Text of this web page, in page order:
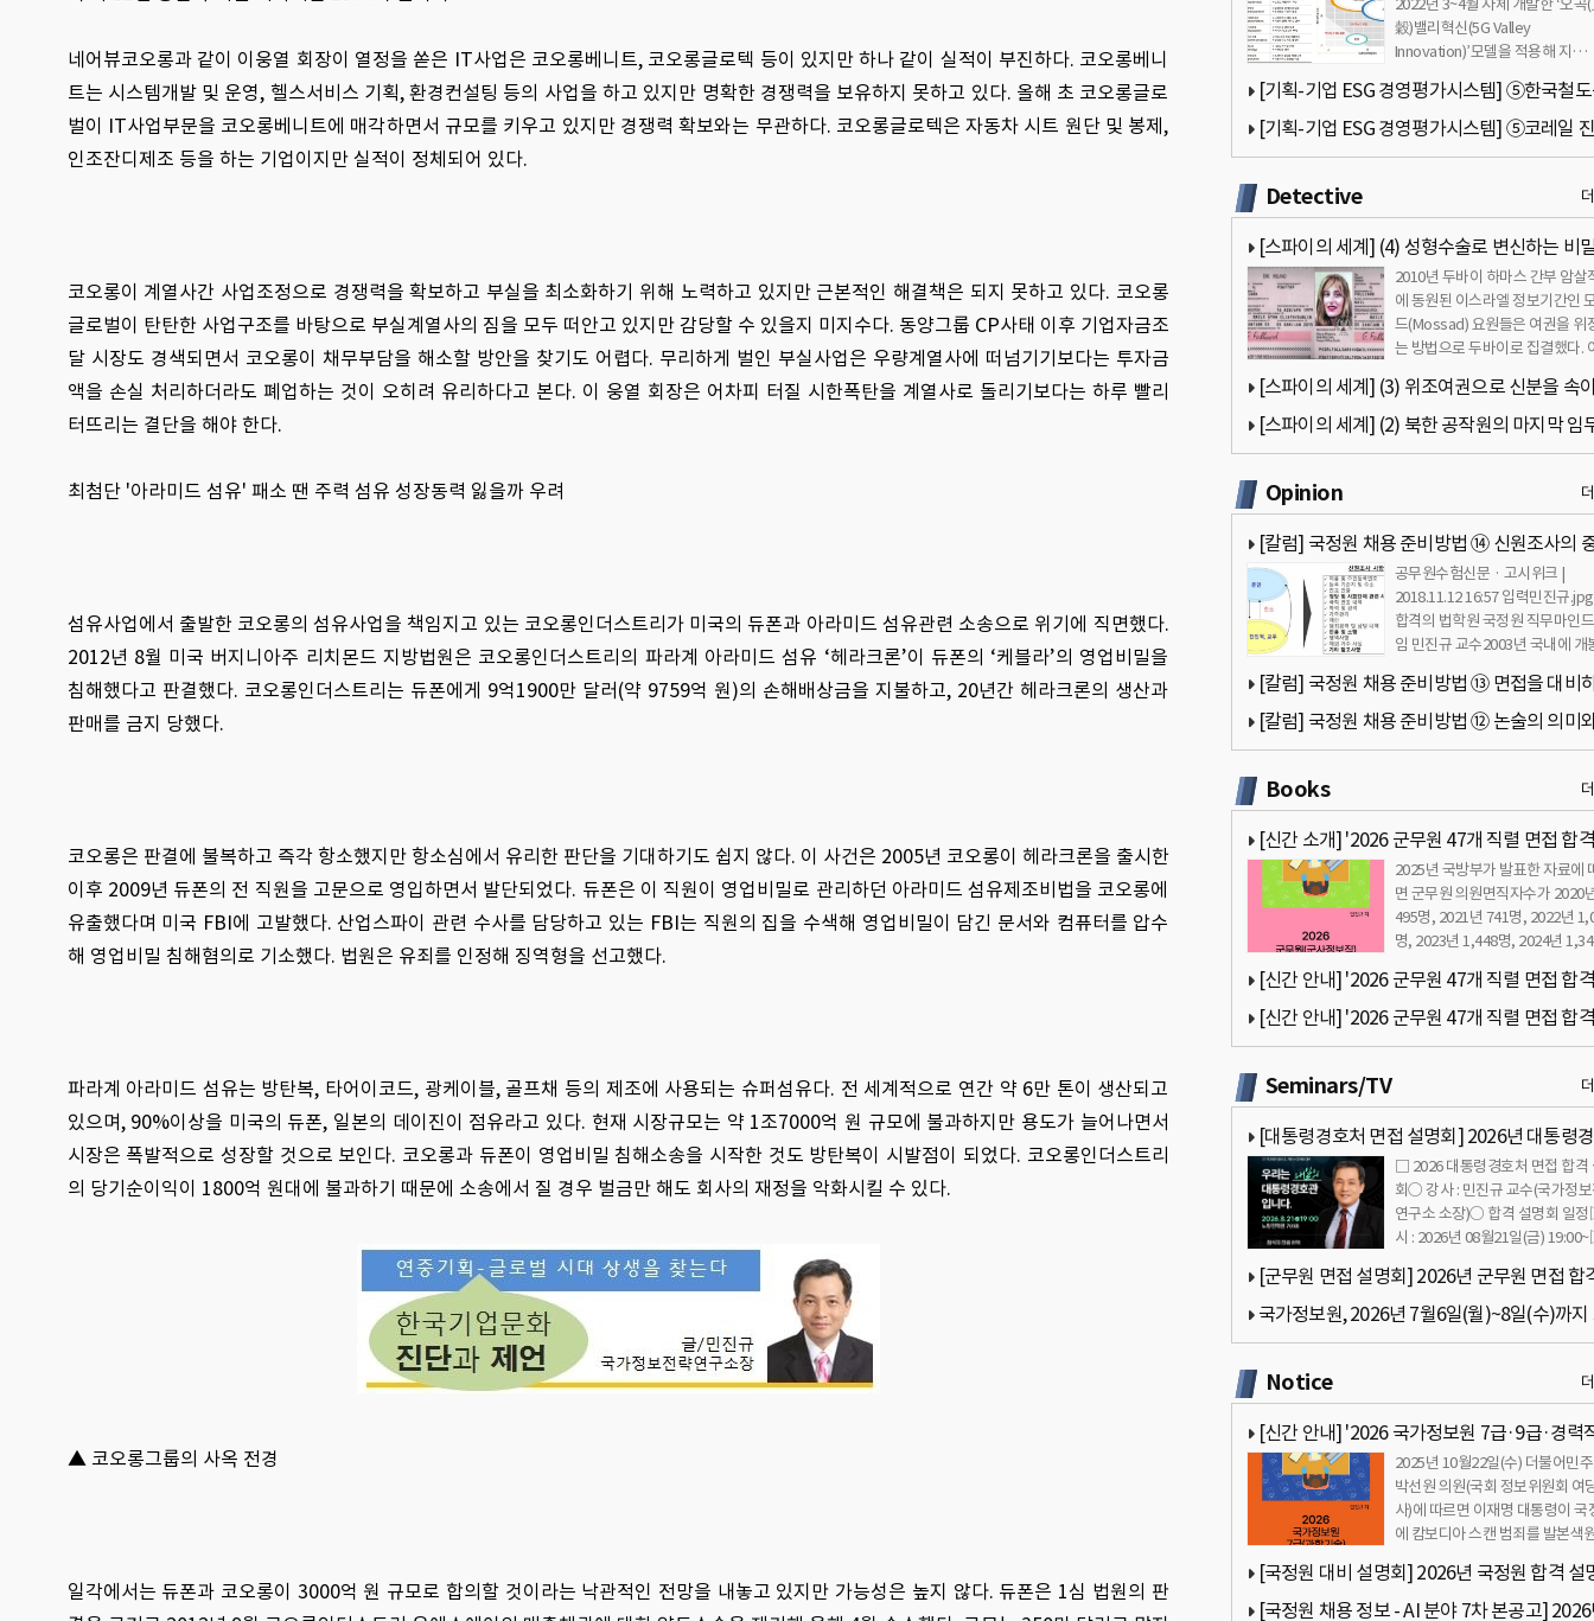
네어뷰코오롱과 같이 이웅열 회장이 열정을 쏟은 IT사업은 코오롱베니트, 코오롱글로텍 등이 있지만 하나 같이 실적이 부진하다. 코오롱베니
트는 시스템개발 및 운영, 헬스서비스 기획, 환경컨설팅 등의 사업을 하고 있지만 명확한 경쟁력을 보유하지 못하고 있다. 올해 초 코오롱글로
벌이 IT사업부문을 코오롱베니트에 매각하면서 규모를 키우고 있지만 경쟁력 확보와는 무관하다. 코오롱글로텍은 자동차 시트 원단 및 봉제,
인조잔디제조 등을 하는 기업이지만 실적이 정체되어 있다.
코오롱이 계열사간 사업조정으로 경쟁력을 확보하고 부실을 최소화하기 위해 노력하고 있지만 근본적인 해결책은 되지 못하고 있다. 코오롱
글로벌이 탄탄한 사업구조를 바탕으로 부실계열사의 짐을 모두 떠안고 있지만 감당할 수 있을지 미지수다. 동양그룹 CP사태 이후 기업자금조
달 시장도 경색되면서 코오롱이 채무부담을 해소할 방안을 찾기도 어렵다. 무리하게 벌인 부실사업은 우량계열사에 떠넘기기보다는 투자금
액을 손실 처리하더라도 폐업하는 것이 오히려 유리하다고 본다. 이 웅열 회장은 어차피 터질 시한폭탄을 계열사로 돌리기보다는 하루 빨리
터뜨리는 결단을 해야 한다.
최첨단 '아라미드 섬유' 패소 땐 주력 섬유 성장동력 잃을까 우려
섬유사업에서 출발한 코오롱의 섬유사업을 책임지고 있는 코오롱인더스트리가 미국의 듀폰과 아라미드 섬유관련 소송으로 위기에 직면했다.
2012년 8월 미국 버지니아주 리치몬드 지방법원은 코오롱인더스트리의 파라계 아라미드 섬유 ‘헤라크론’이 듀폰의 ‘케블라’의 영업비밀을
침해했다고 판결했다. 코오롱인더스트리는 듀폰에게 9억1900만 달러(약 9759억 원)의 손해배상금을 지불하고, 20년간 헤라크론의 생산과
판매를 금지 당했다.
코오롱은 판결에 불복하고 즉각 항소했지만 항소심에서 유리한 판단을 기대하기도 쉽지 않다. 이 사건은 2005년 코오롱이 헤라크론을 출시한
이후 2009년 듀폰의 전 직원을 고문으로 영입하면서 발단되었다. 듀폰은 이 직원이 영업비밀로 관리하던 아라미드 섬유제조비법을 코오롱에
유출했다며 미국 FBI에 고발했다. 산업스파이 관련 수사를 담당하고 있는 FBI는 직원의 집을 수색해 영업비밀이 담긴 문서와 컴퓨터를 압수
해 영업비밀 침해혐의로 기소했다. 법원은 유죄를 인정해 징역형을 선고했다.
파라계 아라미드 섬유는 방탄복, 타어이코드, 광케이블, 골프채 등의 제조에 사용되는 슈퍼섬유다. 전 세계적으로 연간 약 6만 톤이 생산되고
있으며, 90%이상을 미국의 듀폰, 일본의 데이진이 점유라고 있다. 현재 시장규모는 약 1조7000억 원 규모에 불과하지만 용도가 늘어나면서
시장은 폭발적으로 성장할 것으로 보인다. 코오롱과 듀폰이 영업비밀 침해소송을 시작한 것도 방탄복이 시발점이 되었다. 코오롱인더스트리
의 당기순이익이 1800억 원대에 불과하기 때문에 소송에서 질 경우 벌금만 해도 회사의 재정을 악화시킬 수 있다.
▲ 코오롱그룹의 사옥 전경
일각에서는 듀폰과 코오롱이 3000억 원 규모로 합의할 것이라는 낙관적인 전망을 내놓고 있지만 가능성은 높지 않다. 듀폰은 1심 법원의 판
2022년 3~4월 자체 개발한 ‘오곡
穀)밸리혁신(5G Valley
Innovation)’모델을 적용해 지…
[기획-기업 ESG 경영평가시스템] ⑤한국철
(코레일) 진단(팔기생태계 모델 적용)
[기획-기업 ESG 경영평가시스템] ⑤코레일
Detective
[스파이의 세계] (4) 성형수술로 변신하는 비
원
2010년 두바이 하마스 간부 암살
에 동원된 이스라엘 정보기간인
드(Mossad) 요원들은 여권을 위
는 방법으로 두바이로 집결했다.
[스파이의 세계] (3) 위조여권으로 신분을 속
비밀공작원
[스파이의 세계] (2) 북한 공작원의 마지막 임
Opinion
[칼럼] 국정원 채용 준비방법 ⑭ 신원조사의
성과 고려요소 - 민진규 교수(합격의 법학원)
공무원수험신문 · 고시위크 |
2018.11.12 16:57 입력민진규
합격의 법학원 국정원 직무마인
임 민진규 교수2003년 국내에 개
[칼럼] 국정원 채용 준비방법 ⑬ 면접을 대비
자세 - 민진규 교수(합격의 법학원)
[칼럼] 국정원 채용 준비방법 ⑫ 논술의 의미
Books
[신간 소개] '2026 군무원 47개 직렬 면접 합
드북 - 군무원 면접 완벽 대비' 책 출간 안내
2025년 국방부가 발표한 자료에
면 군무원 의원면직자수가 2020
495명, 2021년 741명, 2022년
명, 2023년 1,448명, 2024년
[신간 안내] '2026 군무원 47개 직렬 면접 합
드북 - 군무원 면접 완벽 대비' 책 서문 안내 by
[신간 안내] '2026 군무원 47개 직렬 면접 합
규 Seminars/TV
[대통령경호처 면접 설명회] 2026년 대통령
면접 합격 설명회… 2026년 08월21일(금)
□ 2026 대통령경호처 면접 합격
회○ 강사 : 민진규 교수(국가정
연구소 소장)○ 합격 설명회 일
시 : 2026년 08월21일(금)
[군무원 면접 설명회] 2026년 군무원 면접 합
명회… 2026년 08월12일(수) 18:00
국가정보원, 2026년 7월6일(월)~8일(수)까지
Notice
[신간 안내] '2026 국가정보원 7급·9급·경력
접 합격가이드북 - 국정원 면접 완벽 대비' 소개
2025년 10월22일(수) 더불어민
박선원 의원(국회 정보위원회 여
사)에 따르면 이재명 대통령이 국
에 캄보디아 스캔 범죄를 발본색
[국정원 대비 설명회] 2026년 국정원 합격 설
회… 2026년 07월31일(금) 18:00
[국정원 채용 정보 - AI 분야 7차 본공고]